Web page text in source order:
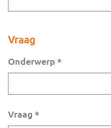
Vraag
Onderwerp *
Vraag *